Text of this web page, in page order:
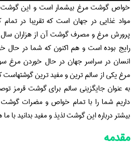
خواص گوشت مرغ بیشمار است و این گوشت
مواد غذایی در جهان است که تقریبا در
پرورش مرغ و مصرف گوشت آن از هزاران سال
رایج بوده است و هم اکنون که شما در حال
انسان در سراسر جهان در حال خوردن مرغ
مرغ یکی از سالم ترین و مفید ترین
به عنوان جایگزینی سالم برای گوشت قرمز
داریم شما را با تمام خواص و مضرات گوشت
بیشتر درباره این گوشت لذیذ و مفید بدانید با
مقدمه